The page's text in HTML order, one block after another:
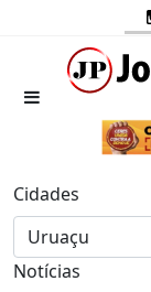
Cidades
Notícias